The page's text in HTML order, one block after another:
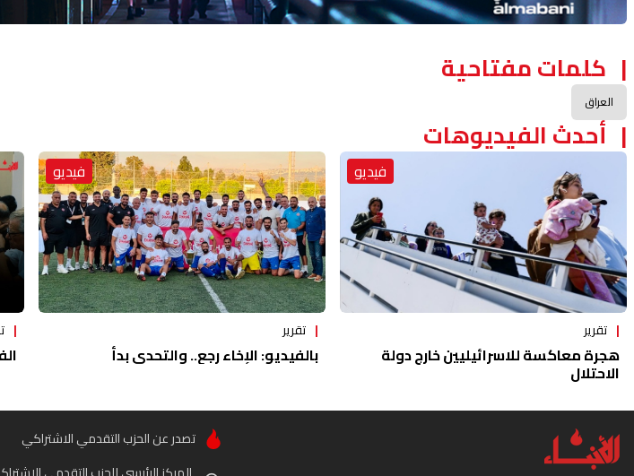
كلمات مفتاحية
العراق
أحدث الفيديوهات
فيديو
تقرير
هجرة معاكسة للاسرائيليين خارج دولة
الاحتلال
فيديو
تقرير
بالفيديو: الإخاء رجع.. والتحدي بدأ
تصدر عن الحزب التقدمي الاشتراكي